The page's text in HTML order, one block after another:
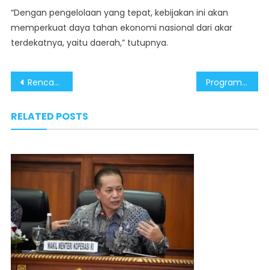
“Dengan pengelolaan yang tepat, kebijakan ini akan
memperkuat daya tahan ekonomi nasional dari akar
terdekatnya, yaitu daerah,” tutupnya.
Post
navigation
Rencana Penempatan Dana Pemerintah di Bank Daerah Tingkatkan Efektivitas Distribusi APBN Program MBG Gerakkan Perekonomian Daerah
RELATED POSTS